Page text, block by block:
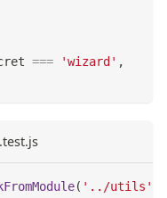
=== 'wizard' ,
( '../utils'